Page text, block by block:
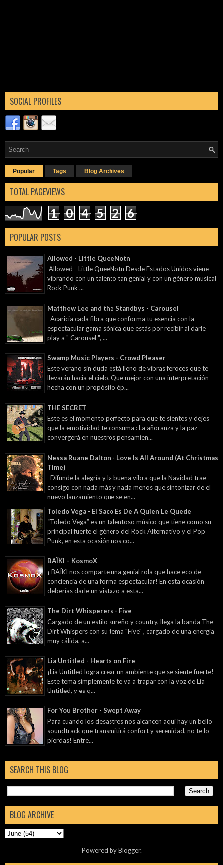
SOCIAL PROFILES
Popular Tags Blog Archives
TOTAL PAGEVIEWS
1 0 4 5 2 6
POPULAR POSTS
Allowed - Little QueeNotn
Allowed - Little QueeNotn Desde Estados Unidos viene
vibrando con un talento tan genial y con un género musical
Rock Punk ...
Matthew Lee and the Standbys - Carousel
Acaricia cada fibra que conforma tu esencia con la
espectacular gama sónica que estás por recibir al darle
play a " Carousel ", ...
Swamp Music Players - Crowd Pleaser
Este verano sin duda está lleno de vibras feroces que te
llevarán hacia el cielo. Que mejor con una interpretación
hecha con un propósito ép...
THE SECRET
Este es el momento perfecto para que te sientes y dejes
que la emotividad te consuma : La añoranza y la paz
convergerá en nuestros pensamien...
Nessa Ruane Dalton - Love Is All Around (At Christmas
Time)
Difunde la alegría y la buena vibra que la Navidad trae
consigo con nada más y nada menos que sintonizar de el
nuevo lanzamiento que se en...
Toledo Vega - El Saco Es De A Quien Le Quede
“Toledo Vega” es un talentoso músico que tiene como su
principal fuerte el género del Rock Alternativo y el Pop
Punk, en esta ocasión nos co...
BAÏKI – KosmoX
¡ BAÏKI nos comparte una genial rola que hace eco de
conciencia de una forma espectacular! En esta ocasión
deberías darle un vistazo a esta...
The Dirt Whisperers - Five
Cargado de un estilo sureño y country, llega la banda The
Dirt Whispers con su tema "Five" , cargado de una energía
muy cálida, a...
Lia Untitled - Hearts on Fire
¡Lia Untitled logra crear un ambiente que se siente fuerte!
Este tema simplemente te va a trapar con la voz de Lia
Untitled, y es q...
For You Brother - Swept Away
Para cuando los desastres nos alcancen aquí hay un bello
soundtrack que transmitirá confort y serenidad, no te lo
pierdas! Entre...
SEARCH THIS BLOG
BLOG ARCHIVE
Powered byBlogger.